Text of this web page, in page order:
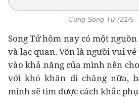
Cung Song Tử (21/5
Song Tử hôm nay có một
và lạc quan. Vốn là người vui
vào khả năng của mình nên
với khó khăn đi chăng nữa,
mình sẽ tìm được cách khắc